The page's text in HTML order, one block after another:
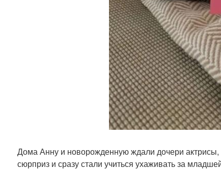
Дома Анну и новорожденную ждали дочери
сюрприз и сразу стали учиться ухаживать за